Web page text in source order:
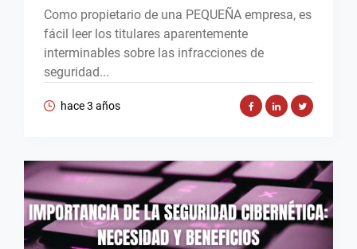
Como propietario de una PEQUEÑA empresa, es
fácil leer los titulares aparentemente
interminables sobre las infracciones de
seguridad...
hace 3 años